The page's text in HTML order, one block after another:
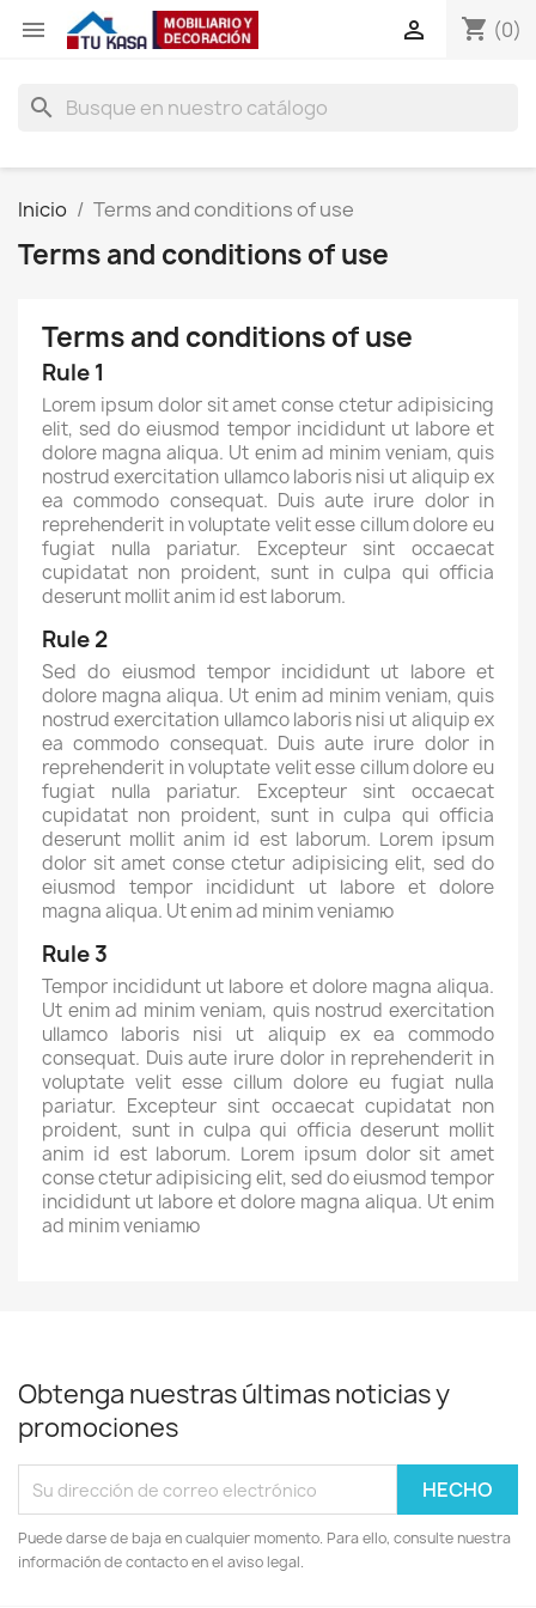
 shopping_cart (0)

search
Inicio Terms and conditions of use
Terms and conditions of use
Terms and conditions of use
Rule 1
Lorem ipsum dolor sit amet conse ctetur adipisicing
elit, sed do eiusmod tempor incididunt ut labore et
dolore magna aliqua. Ut enim ad minim veniam, quis
nostrud exercitation ullamco laboris nisi ut aliquip ex
ea commodo consequat. Duis aute irure dolor in
reprehenderit in voluptate velit esse cillum dolore eu
fugiat nulla pariatur. Excepteur sint occaecat
cupidatat non proident, sunt in culpa qui officia
deserunt mollit anim id est laborum.
Rule 2
Sed do eiusmod tempor incididunt ut labore et
dolore magna aliqua. Ut enim ad minim veniam, quis
nostrud exercitation ullamco laboris nisi ut aliquip ex
ea commodo consequat. Duis aute irure dolor in
reprehenderit in voluptate velit esse cillum dolore eu
fugiat nulla pariatur. Excepteur sint occaecat
cupidatat non proident, sunt in culpa qui officia
deserunt mollit anim id est laborum. Lorem ipsum
dolor sit amet conse ctetur adipisicing elit, sed do
eiusmod tempor incididunt ut labore et dolore
magna aliqua. Ut enim ad minim veniamю
Rule 3
Tempor incididunt ut labore et dolore magna aliqua.
Ut enim ad minim veniam, quis nostrud exercitation
ullamco laboris nisi ut aliquip ex ea commodo
consequat. Duis aute irure dolor in reprehenderit in
voluptate velit esse cillum dolore eu fugiat nulla
pariatur. Excepteur sint occaecat cupidatat non
proident, sunt in culpa qui officia deserunt mollit
anim id est laborum. Lorem ipsum dolor sit amet
conse ctetur adipisicing elit, sed do eiusmod tempor
incididunt ut labore et dolore magna aliqua. Ut enim
ad minim veniamю
Obtenga nuestras últimas noticias y
promociones
Puede darse de baja en cualquier momento. Para ello, consulte nuestra
información de contacto en el aviso legal.